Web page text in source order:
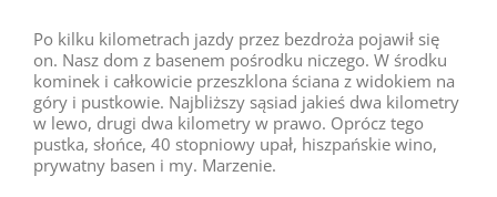
Po kilku kilometrach jazdy przez bezdroża pojawił się
on. Nasz dom z basenem pośrodku niczego. W środku
kominek i całkowicie przeszklona ściana z widokiem na
góry i pustkowie. Najbliższy sąsiad jakieś dwa kilometry
w lewo, drugi dwa kilometry w prawo. Oprócz tego
pustka, słońce, 40 stopniowy upał, hiszpańskie wino,
prywatny basen i my. Marzenie.